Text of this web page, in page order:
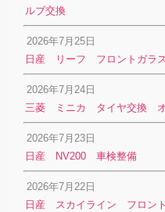
ルブ交換
2026年7月25日
日産 リーフ フロントガラ
2026年7月24日
三菱 ミニカ タイヤ交換 オ
2026年7月23日
日産 NV200 車検整備
2026年7月22日
日産 スカイライン フロン